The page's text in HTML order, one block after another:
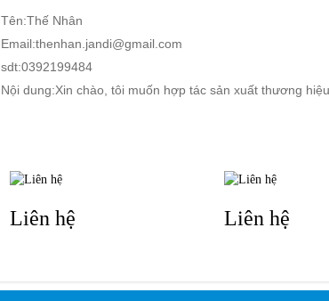
TRANG CHỦ
Tên:Thế Nhân
Email:thenhan.jandi@gmail.com
sdt:0392199484
Nội dung:Xin chào, tôi muốn hợp tác sản xuất thương
Liên hệ Liên hệ